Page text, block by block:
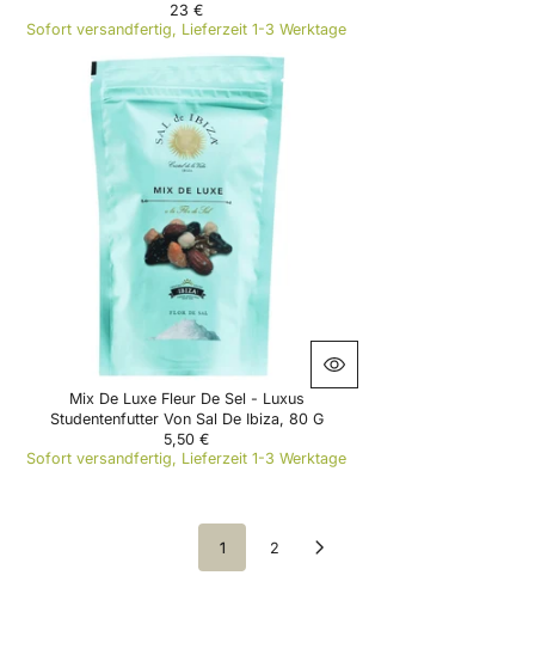
R
E
G
L
A
R
P
I
C
E
2
3
€
23 €
Sofort versandfertig, Lieferzeit 1-3 Werktage
Mix De Luxe Fleur De Sel - Luxus
Studentenfutter Von Sal De Ibiza, 80 G
R
E
5,50 €
Sofort versandfertig, Lieferzeit 1-3 Werktage
1 2